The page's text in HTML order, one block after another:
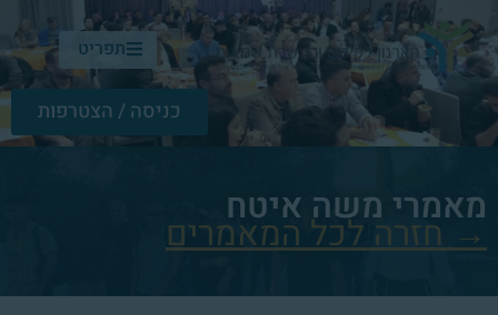
תפריט
כניסה / הצטרפות
מאמרי משה איטח
→ חזרה לכל המאמרים